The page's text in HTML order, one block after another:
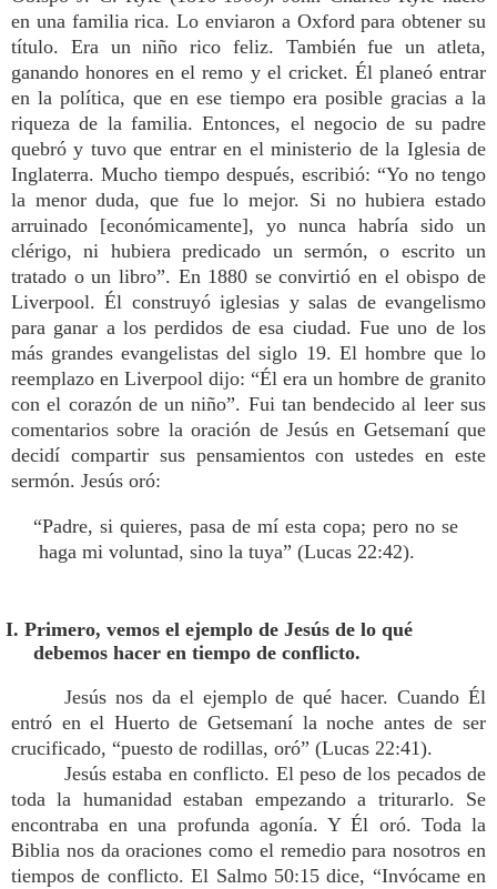
en una familia rica. Lo enviaron a Oxford para obtener su
título. Era un niño rico feliz. También fue un atleta,
ganando honores en el remo y el cricket. Él planeó entrar
en la política, que en ese tiempo era posible gracias a la
riqueza de la familia. Entonces, el negocio de su padre
quebró y tuvo que entrar en el ministerio de la Iglesia de
Inglaterra. Mucho tiempo después, escribió: “Yo no tengo
la menor duda, que fue lo mejor. Si no hubiera estado
arruinado [económicamente], yo nunca habría sido un
clérigo, ni hubiera predicado un sermón, o escrito un
tratado o un libro”. En 1880 se convirtió en el obispo de
Liverpool. Él construyó iglesias y salas de evangelismo
para ganar a los perdidos de esa ciudad. Fue uno de los
más grandes evangelistas del siglo 19. El hombre que lo
reemplazo en Liverpool dijo: “Él era un hombre de granito
con el corazón de un niño”. Fui tan bendecido al leer sus
comentarios sobre la oración de Jesús en Getsemaní que
decidí compartir sus pensamientos con ustedes en este
sermón. Jesús oró:
“Padre, si quieres, pasa de mí esta copa; pero no se
haga mi voluntad, sino la tuya” (Lucas 22:42).
I. Primero, vemos el ejemplo de Jesús de lo qué
debemos hacer en tiempo de conflicto.
Jesús nos da el ejemplo de qué hacer. Cuando Él
entró en el Huerto de Getsemaní la noche antes de ser
crucificado, “puesto de rodillas, oró” (Lucas 22:41).
Jesús estaba en conflicto. El peso de los pecados de
toda la humanidad estaban empezando a triturarlo. Se
encontraba en una profunda agonía. Y Él oró. Toda la
Biblia nos da oraciones como el remedio para nosotros en
tiempos de conflicto. El Salmo 50:15 dice, “Invócame en